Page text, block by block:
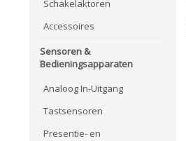
Schakelaktoren
Accessoires
Sensoren &
Bedieningsapparaten
Analoog In-Uitgang
Tastsensoren
Presentie- en